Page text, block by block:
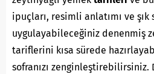
ipuçları, resimli anlatımı ve şık
uygulayabileceğiniz denenmiş
tariflerini kısa sürede
sofranızı zenginleştirebilirsiniz.